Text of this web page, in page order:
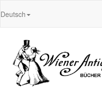
Deutsch